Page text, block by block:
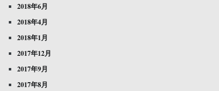
2018年6月
2018年4月
2018年1月
2017年12月
2017年9月
2017年8月